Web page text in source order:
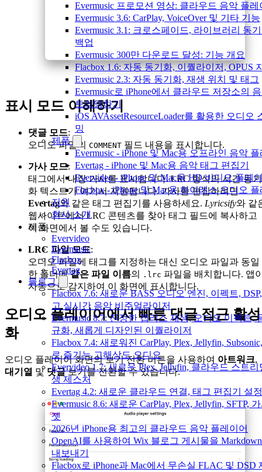
Evermusic 프로모션 영상: 클라우드 음악 플레
Evermusic 3.6: CarPlay, VoiceOver 및 기타 기능
Evermusic 3.1: 크로스페이드, 라이브러리 동
백업
Evermusic 300만 다운로드 달성: 기능 개요
Flacbox 1.6: 자동 동기화, 이퀄라이저, OPUS
Evermusic 2.3: 자동 동기화, 재생 위치 및 태그
Evermusic로 iPhone에서 클라우드 저장소의
트리밍하기
iOS AVAssetResourceLoader를 활용한 오디오
밍
제품
Evermusic - iPhone 및 Mac용 오프라인 음악
Evertag - iPhone 및 Mac용 음악 태그 편집기
Evervideo - iPhone 및 Mac용 HD 비디오 플레
Flacbox - iPhone 및 Mac용 하이레스 오디오
지원
회사 소개
제품
Evervideo
Evermusic
Flacbox
Evertag
블로그
Flacbox 7.6: 새로운 BASS 오디오 엔진, 이펙트,
고 실시간 음악 비주얼라이저
Evermusic 8.7: 진정한 갭리스 재생, 오디오 이펙트,
규화, 새롭게 디자인된 이퀄라이저
Flacbox 7.4: 새로워진 CarPlay, Plex, Jellyfin,
로 즐기는 고해상도 오디오
Evervideo 1.7: 새로운 Plex, Jellyfin, 클라우드 스트리
생 제스처
Evertag 4.2: 새로운 클라우드 연결, 태그 편집기 설
Evermusic 8.6: 새로운 CarPlay, Plex, Jellyfin, SFTP,
젯
2026년 iPhone용 최고의 클라우드 음악 플레이어
OpenAI를 사용하여 Wix 블로그 게시물을
내보내기
Flacbox로 iPhone과 Mac에서 무손실 FLAC 및 DSD
표시 모드 이해하기
댓글 모드:
오디오 파일의 COMMENT 필드 내용을 표시합니다.
가사 모드:
태그에서 내장 가사를 표시합니다. LRC 형식의 시간 동기
화 텍스트가 여기서 지원됩니다. 가사를 편집하려면
Evertag와 같은 태그 편집기를 사용하세요. Lyricsify와 같
웹사이트에서 LRC 콘텐츠를 찾아 태그 필드에 복사하고
이 화면에서 볼 수도 있습니다.
LRC 파일 모드:
오디오 파일에 태그를 지정하는 대신 오디오 파일과 동일
한 폴더에같은 파일 이름의 .lrc 파일을 배치합니다. 앱
자동으로 감지하여 이 화면에 표시합니다.
오디오 플레이어에서 빠른 댓글 접근 활성
화
오디오 플레이어 화면의 보기 전환 버튼을 사용하여 아트워크,
대기열 및댓글보기를 전환할 수 있습니다.